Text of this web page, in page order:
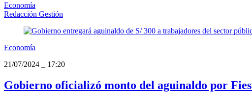
Economía
Redacción Gestión
Economía
21/07/2024
17:20
Gobierno oficializó monto del aguinaldo por